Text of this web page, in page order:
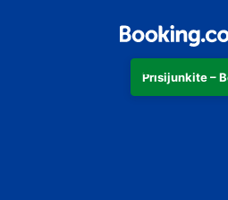
Prisijunkite –